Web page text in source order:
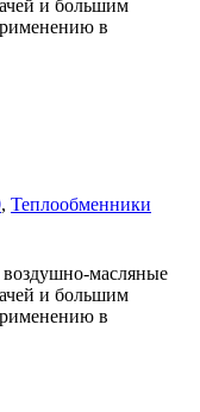
и большим
в
, Теплообменники
масляные
и большим
в